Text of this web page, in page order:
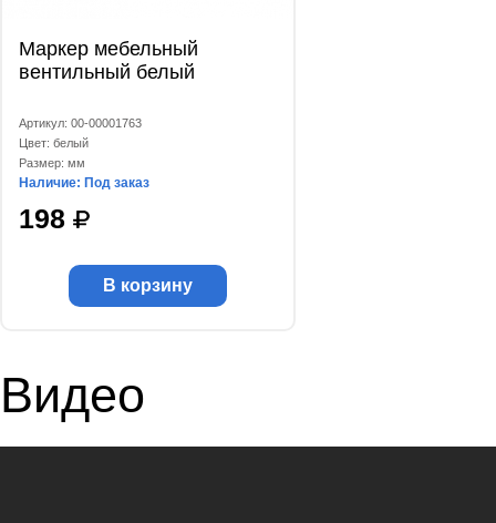
Маркер мебельный
вентильный белый
Артикул: 00-00001763
Цвет: белый
Размер: мм
Наличие: Под заказ
198
В корзину
Видео